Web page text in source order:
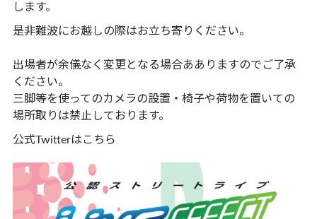
します。
是非難波にお越しの際はお立ち寄りください。
出場者が余儀なく変更となる場合あありますのでご了承
ください。
三脚等を使ってのカメラの設置・椅子や荷物を置いての
場所取りは禁止しております。
公式Twitterは こちら